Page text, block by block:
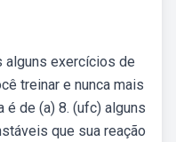
alguns exercícios de
treinar e nunca mais
de (a) 8. (ufc) alguns
que sua reação